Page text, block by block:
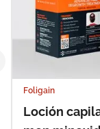
Foligain
Loción